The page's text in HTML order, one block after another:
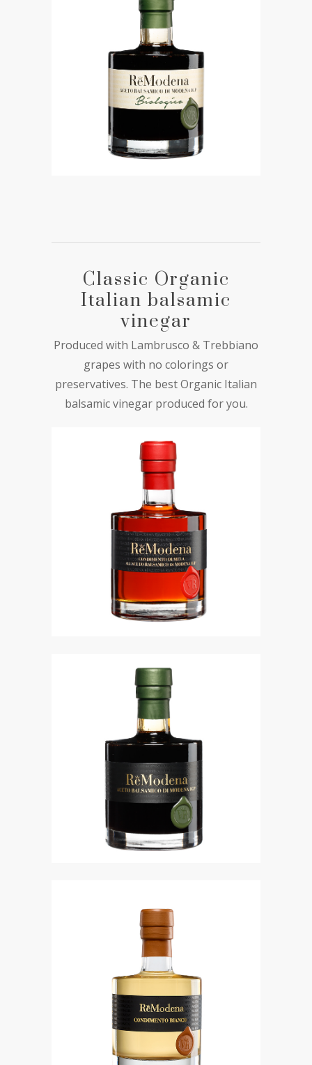
Classic Organic
Italian balsamic
vinegar
Produced with Lambrusco & Trebbiano
grapes with no colorings or
preservatives. The best Organic Italian
balsamic vinegar produced for you.